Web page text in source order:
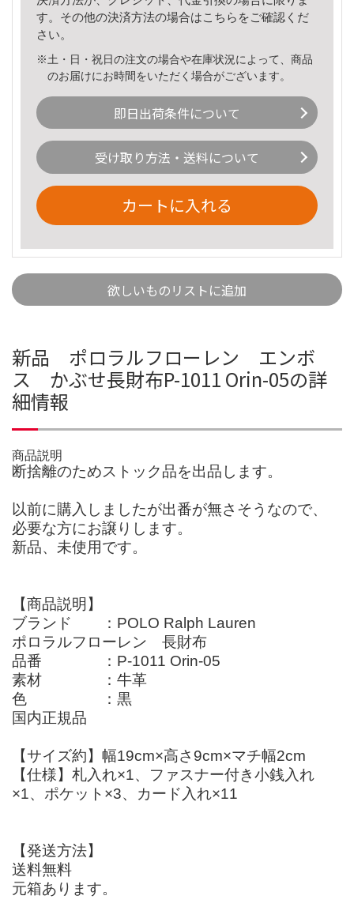
す。その他の決済方法の場合はこちら をご確認くだ
さい。
※土・日・祝日の注文の場合や在庫状況によって、商品
のお届けにお時間をいただく場合がございます。
即日出荷条件について
受け取り方法・送料について
カートに入れる
欲しいものリストに追加
新品 ポロラルフローレン エンボ
ス かぶせ長財布P-1011 Orin-05の詳
細情報
商品説明
断捨離のためストック品を出品します。
以前に購入しましたが出番が無さそうなので、
必要な方にお譲りします。
新品、未使用です。
【商品説明】
ブランド ：POLO Ralph Lauren
ポロラルフローレン 長財布
品番 ：P-1011 Orin-05
素材 ：牛革
色 ：黒
国内正規品
【サイズ約】幅19cm×高さ9cm×マチ幅2cm
【仕様】札入れ×1、ファスナー付き小銭入れ
×1、ポケット×3、カード入れ×11
【発送方法】
送料無料
元箱あります。